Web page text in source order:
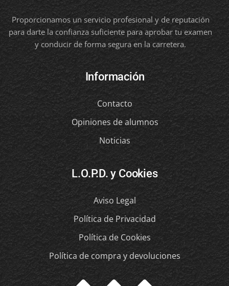
Proporcionamos un servicio profesional y de reputación
para darte la confianza suficiente para aprobar tu examen
y conducir de forma segura en la carretera.
Información
Contacto
Opiniones de alumnos
Noticias
L.O.P.D. y Cookies
Aviso Legal
Política de Privacidad
Política de Cookies
Política de compra y devoluciones